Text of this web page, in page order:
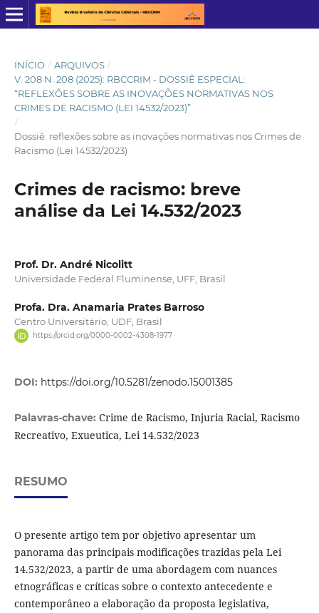
INÍCIO / ARQUIVOS /
V. 208 N. 208 (2025): RBCCRIM - DOSSIÊ ESPECIAL:
“REFLEXÕES SOBRE AS INOVAÇÕES NORMATIVAS NOS
CRIMES DE RACISMO (LEI 14532/2023)”
/
Dossiê: reflexões sobre as inovações normativas nos Crimes de
Racismo (Lei 14532/2023)
Crimes de racismo: breve
análise da Lei 14.532/2023
Prof. Dr. André Nicolitt
Universidade Federal Fluminense, UFF, Brasil
Profa. Dra. Anamaria Prates Barroso
Centro Universitário, UDF, Brasil
https://orcid.org/0000-0002-4308-1977
DOI: https://doi.org/10.5281/zenodo.15001385
Palavras-chave: Crime de Racismo, Injuria Racial, Racismo
Recreativo, Exueutica, Lei 14.532/2023
RESUMO
O presente artigo tem por objetivo apresentar um
panorama das principais modificações trazidas pela Lei
14.532/2023, a partir de uma abordagem com nuances
etnográficas e críticas sobre o contexto antecedente e
contemporâneo a elaboração da proposta legislativa,